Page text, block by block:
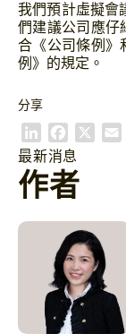
我們預計虛擬會
們建議公司應仔
合《公司條例》
例》的規定。
分享
i
n
k
a
c
e
o
o
k
最新消息
作者